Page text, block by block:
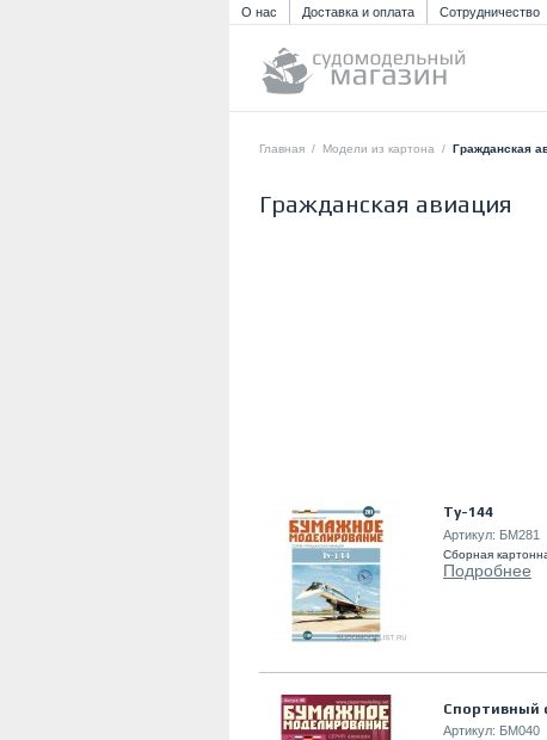
О нас Доставка и оплата Сотрудничество
Главная / Модели из картона / Гражданская
Гражданская авиация
Ту-144
Артикул: БМ281
Сборная
Подробнее
Спортивный
Артикул: БМ040